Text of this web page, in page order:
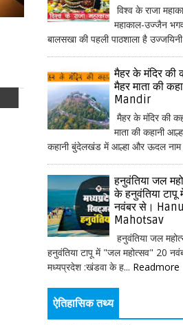
विश्व के राजा
महाकाल-उज्जैन
बालसखा की पहली पाठशाला है
मैहर के मंदिर
मैहर माता की
Mandir
मैहर के मंदिर की
माता की कहानी
कहानी बुंदेलखंड में आल्हा और ऊदल नाम
हनुवंतिया जल
के हनुवंतिया
नवंबर से।
Mahotsav
हनुवंतिया जल
हनुवंतिया टापू में "जल महोत्सव" 20
मध्यप्रदेश :खंडवा के ह... Readmore
ऐतिहासिक तथ्य